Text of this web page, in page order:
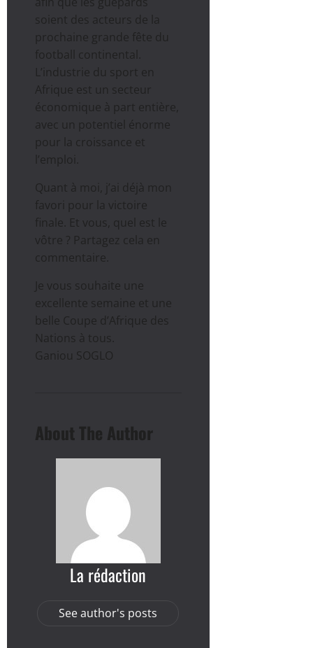
soient des acteurs de la
prochaine grande fête du
football continental.
L’industrie du sport en
Afrique est un secteur
économique à part entière,
avec un potentiel énorme
pour la croissance et
l’emploi.
Quant à moi, j’ai déjà mon
favori pour la victoire
finale. Et vous, quel est le
vôtre ? Partagez cela en
commentaire.
Je vous souhaite une
excellente semaine et une
belle Coupe d’Afrique des
Nations à tous.
Ganiou SOGLO
About The Author
La rédaction
See author's posts